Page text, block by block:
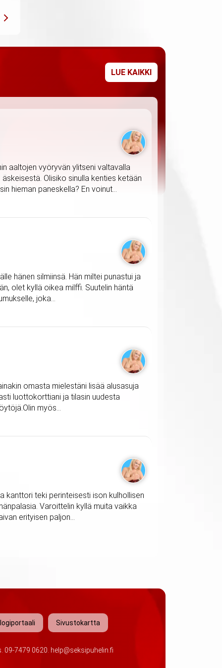
LUE KAIKKI
aaltojen vyöryvän ylitseni valtavalla
Olisiko sinulla kenties ketään
hieman paneskella? En voinut...
hänen silmiinsä. Hän miltei punastui ja
olet kyllä oikea milffi. Suutelin häntä
joka...
omasta mielestäni lisää alusasuja
luottokorttiani ja tilasin uudesta
myös...
kanttori teki perinteisesti ison kulhollisen
Varoittelin kyllä muita vaikka
erityisen paljon...
Sivustokartta
09-7479 0620 help@seksipuhelin.fi